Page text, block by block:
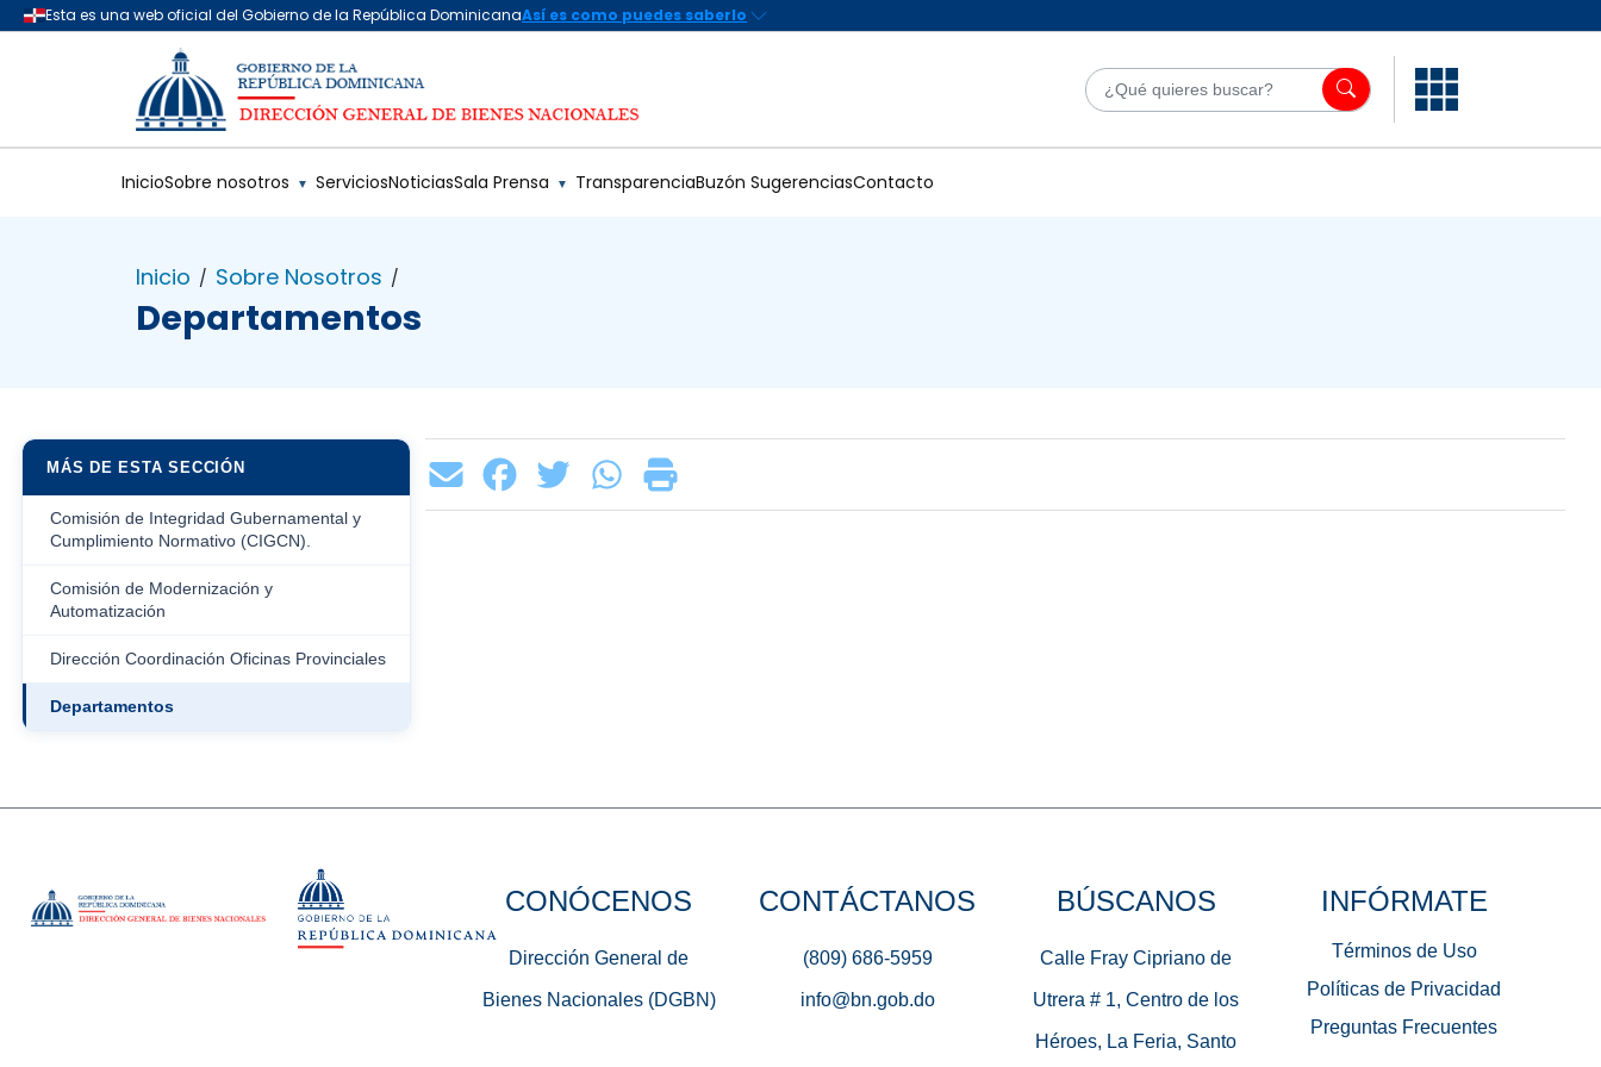
Saltar al contenido principal
InicioSobre nosotros ▼ ServiciosNoticiasSala Prensa ▼ TransparenciaBuzón SugerenciasContacto
Inicio / Sobre Nosotros /
Departamentos
MÁS DE ESTA SECCIÓN
Comisión de Integridad Gubernamental y
Cumplimiento Normativo (CIGCN).
Comisión de Modernización y
Automatización
Dirección Coordinación Oficinas Provinciales
Departamentos
CONÓCENOS
Dirección General de
Bienes Nacionales (DGBN)
CONTÁCTANOS
(809) 686-5959
info@bn.gob.do
BÚSCANOS
Calle Fray Cipriano de
Utrera # 1, Centro de los
Héroes, La Feria, Santo
INFÓRMATE
Términos de Uso
Políticas de Privacidad
Preguntas Frecuentes